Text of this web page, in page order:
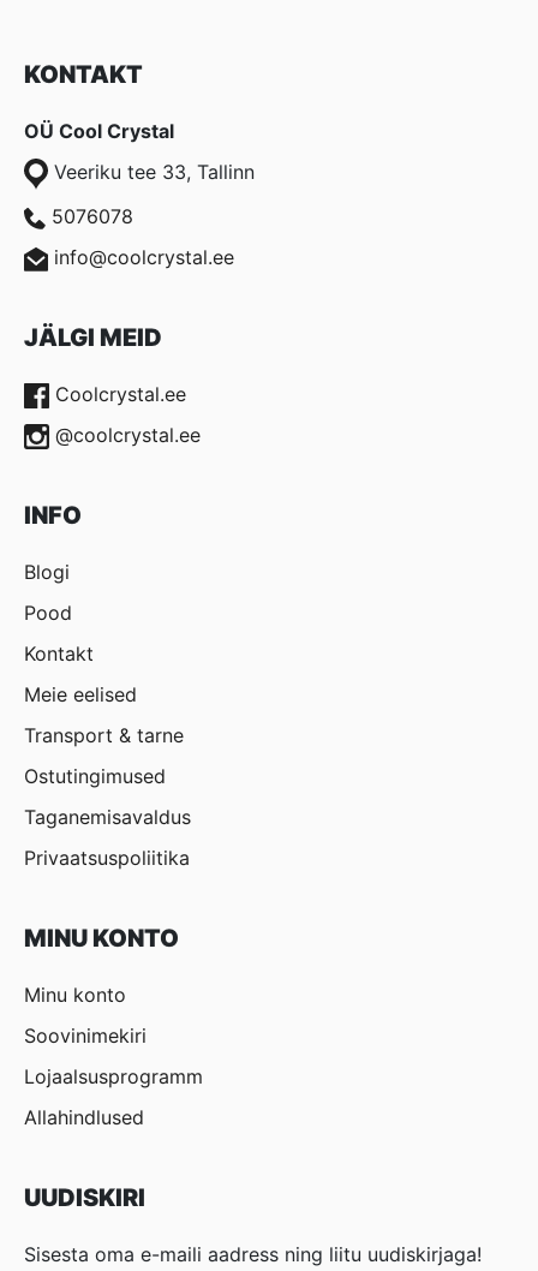
KONTAKT
OÜ Cool Crystal
Veeriku tee 33, Tallinn
5076078
info@coolcrystal.ee
JÄLGI MEID
Coolcrystal.ee
@coolcrystal.ee
INFO
Blogi
Pood
Kontakt
Meie eelised
Transport & tarne
Ostutingimused
Taganemisavaldus
Privaatsuspoliitika
MINU KONTO
Minu konto
Soovinimekiri
Lojaalsusprogramm
Allahindlused
UUDISKIRI
Sisesta oma e-maili aadress ning liitu uudiskirjaga!